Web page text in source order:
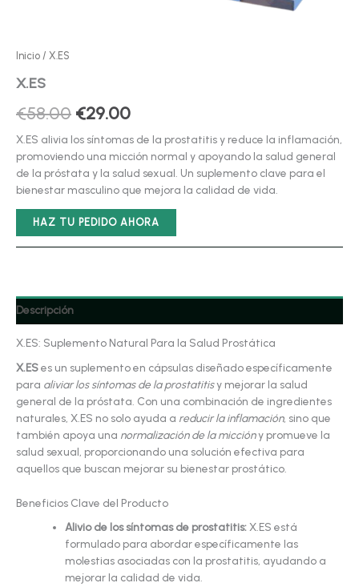
Inicio / X.ES
X.ES
€58.00 El
precio
original
era:
€58.00.
€29.00El
precio
actual
es:
€29.00.
X.ES alivia los síntomas de la prostatitis y reduce la inflamación,
promoviendo una micción normal y apoyando la salud general
de la próstata y la salud sexual. Un suplemento clave para el
bienestar masculino que mejora la calidad de vida.
HAZ TU PEDIDO AHORA
Descripción
X.ES: Suplemento Natural Para la Salud Prostática
X.ESes un suplemento en cápsulas diseñado específicamente
para aliviar los síntomas de la prostatitisy mejorar la salud
general de la próstata. Con una combinación de ingredientes
naturales, X.ES no solo ayuda a reducir la inflamación, sino que
también apoya una normalización de la miccióny promueve la
salud sexual, proporcionando una solución efectiva para
aquellos que buscan mejorar su bienestar prostático.
Beneficios Clave del Producto
Alivio de los síntomas de prostatitis:X.ES está
formulado para abordar específicamente las
molestias asociadas con la prostatitis, ayudando a
mejorar la calidad de vida.